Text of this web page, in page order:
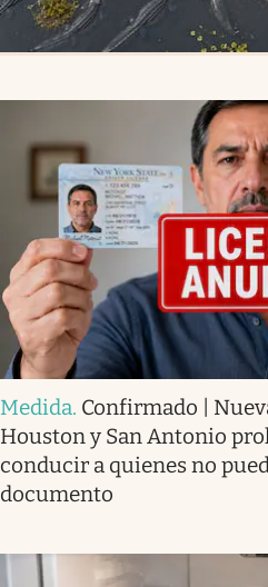
Medida. Confirmado |
Houston y San Antonio
conducir a quienes no
documento